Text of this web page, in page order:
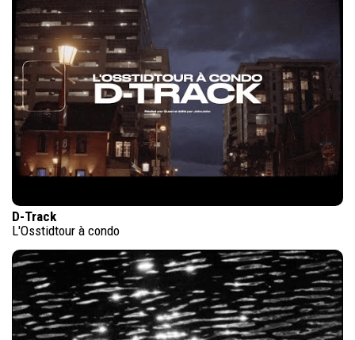
D-Track
L'Osstidtour à condo